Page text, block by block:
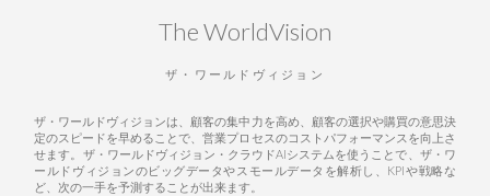
The WorldVision
ザ・ワールドヴィジョン
ザ・ワールドヴィジョンは、顧客の集中力を高め、顧客の選択や購買の意思決
定のスピードを早めることで、営業プロセスのコストパフォーマンスを向上さ
せます。ザ・ワールドヴィジョン・クラウドAIシステムを使うことで、ザ・ワ
ールドヴィジョンのビッグデータやスモールデータを解析し、KPIや戦略な
ど、次の一手を予測することが出来ます。